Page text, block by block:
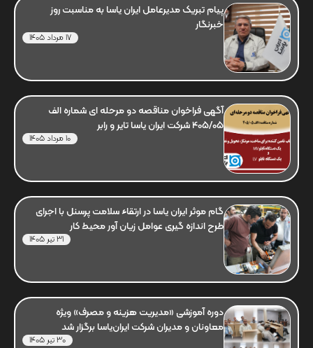
پیام تبریک مدیرعامل ایران یاسا به مناسبت روز
خبرنگار
17 مرداد 1405
آگهی فراخوان مناقصه دو مرحله ای شماره الف
405/05 شرکت ایران یاسا تایر و رابر
10 مرداد 1405
گام موثر ایران یاسا در ارتقاء سلامت پرسنل با اجرای
طرح اندازه گیری عوامل زیان آور محیط کار
31 تیر 1405
دوره آموزشی «مدیریت هزینه و مصرف» ویژه
معاونان و مدیران شرکت ایران‌یاسا برگزار شد
30 تیر 1405